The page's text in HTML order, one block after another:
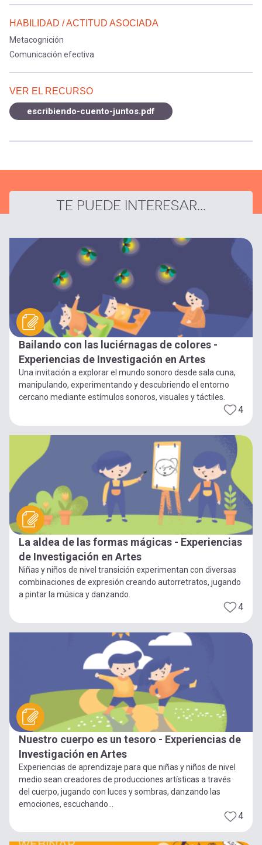
HABILIDAD / ACTITUD ASOCIADA
Metacognición
Comunicación efectiva
VER EL RECURSO
escribiendo-cuento-juntos.pdf
TE PUEDE INTERESAR...
Bailando con las luciérnagas de colores -
Experiencias de Investigación en Artes
Una invitación a explorar el mundo sonoro desde sala cuna,
manipulando, experimentando y descubriendo el entorno
cercano mediante estímulos sonoros, visuales y táctiles.
4
La aldea de las formas mágicas - Experiencias
de Investigación en Artes
Niñas y niños de nivel transición experimentan con diversas
combinaciones de expresión creando autorretratos, jugando
a pintar la música y danzando.
4
Nuestro cuerpo es un tesoro - Experiencias de
Investigación en Artes
Experiencias de aprendizaje para que niñas y niños de nivel
medio sean creadores de producciones artísticas a través
del cuerpo, jugando con luces y sombras, danzando las
emociones, escuchando...
4